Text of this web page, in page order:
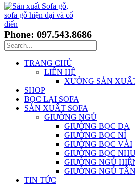
Phone: 097.543.8686
TRANG CHỦ
LIÊN HỆ
XƯỞNG SẢN
SHOP
BỌC LẠI SOFA
SẢN XUẤT SOFA
GIƯỜNG NGỦ
GIƯỜNG BỌC DA
GIƯỜNG BỌC NỈ
GIƯỜNG BỌC VẢI
GIƯỜNG BỌC
GIƯỜNG NGỦ
GIƯỜNG NGỦ
TIN TỨC